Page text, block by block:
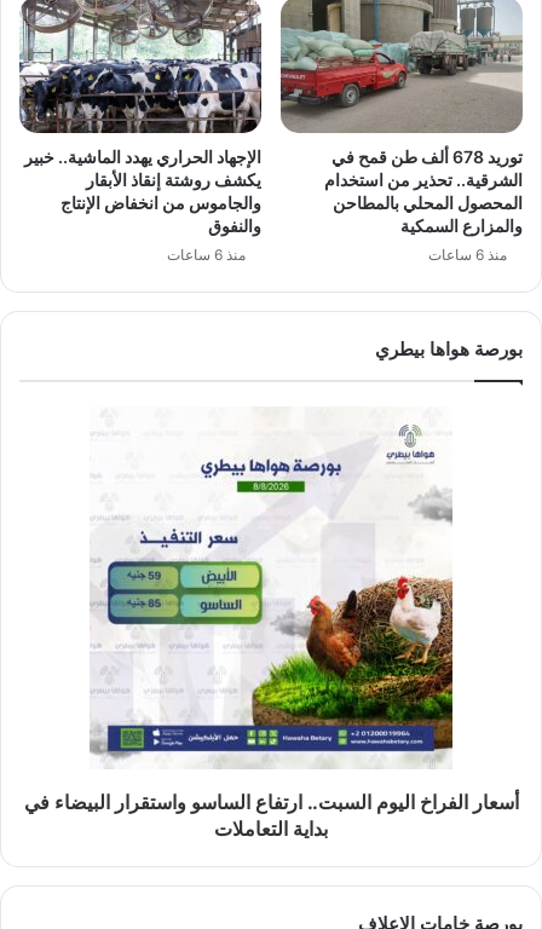
توريد 678 ألف طن قمح في
الشرقية.. تحذير من استخدام
المحصول المحلي بالمطاحن
والمزارع السمكية
منذ 6 ساعات
الإجهاد الحراري يهدد الماشية.. خبير
يكشف روشتة إنقاذ الأبقار
والجاموس من انخفاض الإنتاج
والنفوق
منذ 6 ساعات
بورصة هواها بيطري
أسعار الفراخ اليوم السبت.. ارتفاع الساسو واستقرار البيضاء في
بداية التعاملات
بورصة خامات الاعلاف